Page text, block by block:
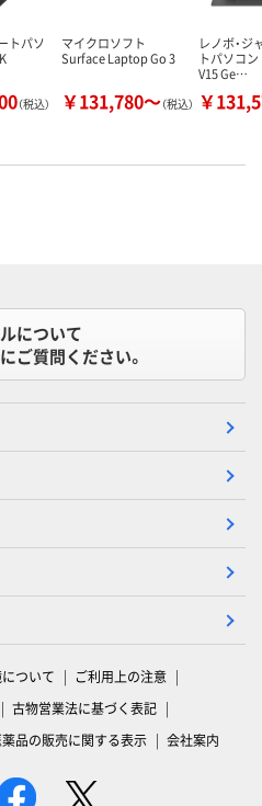
トパソ
（税込）
マイクロソフト
Surface Laptop Go 3
￥131,780～（税込）
レノボ・ジ
トパソコ
V15 Ge…
￥
について
ご質問ください。
ついて
ご利用上の注意
古物営業法に基づく表記
薬品の販売に関する表示 会社案内